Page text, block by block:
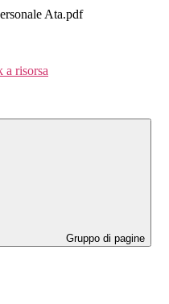
Ata.pdf
a risorsa
Gruppo di pagine